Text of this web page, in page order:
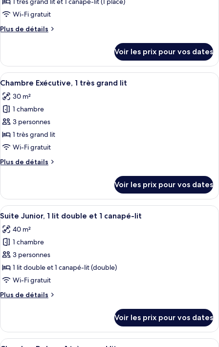
photos
pour
ce
chambre :
Executive
King
Room
Wi-Fi gratuit
Plus de détails
Plus
le
type
de
Executive
King
Voir les prix pour vos dates
Afficher
toutes
les
photos
pour
ce
type
chambre :
très
grand
lit
Une chambre d’hôtel avec un
6
Chambre Exécutive, 1 très grand lit
30 m²
1 chambre
3 personnes
1 très grand lit
Wi-Fi gratuit
Plus de détails
Plus
le
type
de
Chambre
Exécutive,
très
grand
lit
Voir les prix pour vos dates
Afficher
toutes
les
photos
pour
ce
type
chambre :
Une chambre d’hôtel avec un
7
Suite Junior, 1 lit double et 1 canapé-lit
40 m²
1 chambre
3 personnes
1 lit double et 1 canapé-lit (double)
Wi-Fi gratuit
Plus de détails
Plus
le
type
Voir les prix pour vos dates
Afficher Une chambre d’hôtel avec un grand